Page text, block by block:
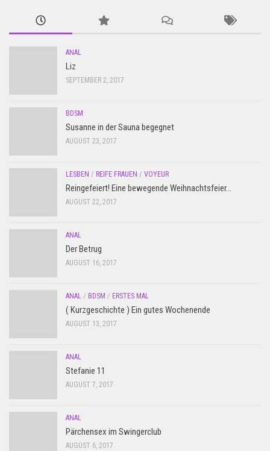
ANAL
Liz
SEPTEMBER 2, 2017
BDSM
Susanne in der Sauna begegnet
AUGUST 23, 2017
LESBEN / REIFE FRAUEN / VOYEUR
Reingefeiert! Eine bewegende Weihnachtsfeier…
AUGUST 22, 2017
ANAL
Der Betrug
AUGUST 16, 2017
ANAL / BDSM / ERSTES MAL
( Kurzgeschichte ) Ein gutes Wochenende
AUGUST 13, 2017
ANAL
Stefanie 11
AUGUST 7, 2017
ANAL
Pärchensex im Swingerclub
AUGUST 6, 2017